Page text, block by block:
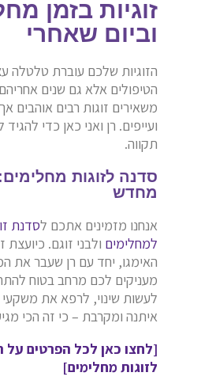
זוגיות בזמן
וביום שאחרי
הזוגיות שלכם עוברת טלטלה
הטיפולים אלא גם שנים
משאירים זוגות רבים אוהבים
ועייפים. רן ואני כאן כדי
תקווה.
סדנה לזוגות
מחדש
אנחנו מזמינים אתכם לסדנת
למחלימים ולבני זוגם.
האימגו, יחד עם רן שעבר את
מעניקים לכם מרחב בטוח
לעשות שינוי, לרפא את משקעי
איתנה ומקרבת – כי זה הכי
[לחצו כאן לכל הפרטים
לזוגות מחלימים]